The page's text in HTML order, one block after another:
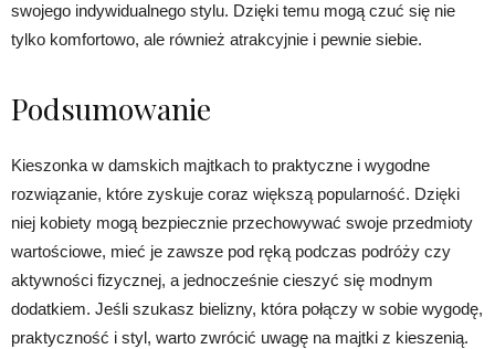
swojego indywidualnego stylu. Dzięki temu mogą czuć się nie
tylko komfortowo, ale również atrakcyjnie i pewnie siebie.
Podsumowanie
Kieszonka w damskich majtkach to praktyczne i wygodne
rozwiązanie, które zyskuje coraz większą popularność. Dzięki
niej kobiety mogą bezpiecznie przechowywać swoje przedmioty
wartościowe, mieć je zawsze pod ręką podczas podróży czy
aktywności fizycznej, a jednocześnie cieszyć się modnym
dodatkiem. Jeśli szukasz bielizny, która połączy w sobie wygodę,
praktyczność i styl, warto zwrócić uwagę na majtki z kieszenią.